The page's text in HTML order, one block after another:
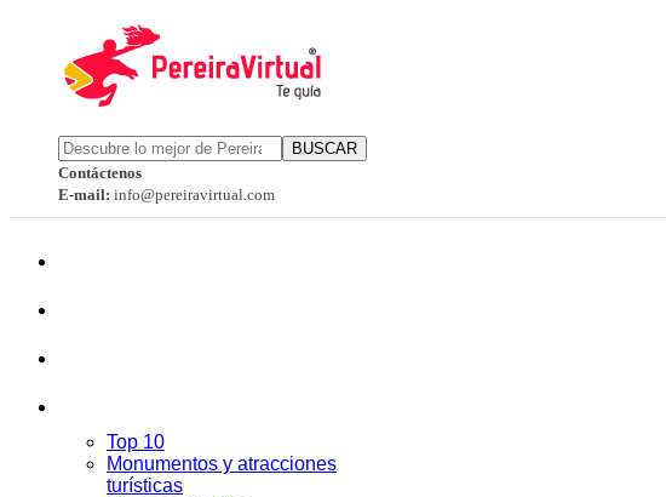
BUSCAR
Contáctenos
E-mail: info@pereiravirtual.com
Top 10
Monumentos y atracciones
turísticas